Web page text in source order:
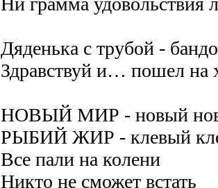
Дяденька с трубой -
Здравствуй и… пошел на
НОВЫЙ МИР - новый
РЫБИЙ ЖИР - клевый
Все пали на колени
Никто не сможет встать